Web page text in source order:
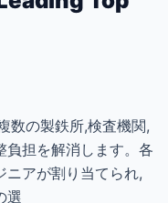
数の製鉄所,検査機関,
負担を解消します。各
ニアが割り当てられ,
選